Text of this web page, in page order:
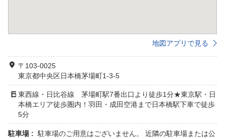
地図アプリで見る
〒103-0025
東京都中央区日本橋茅場町1-3-5
東西線・日比谷線 茅場町駅7番出口より徒歩1分★東京駅・日
本橋エリア徒歩圏内！羽田・成田空港まで日本橋駅下車で徒歩
5分
駐車場 : 駐車場のご用意はございません。 近隣の駐車場または公